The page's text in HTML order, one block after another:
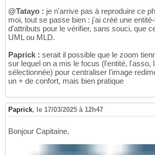
@Tatayo : je n'arrive pas à reproduire ce
moi, tout se passe bien : j'ai créé une
d'attributs pour le vérifier, sans souci, que
UML ou MLD.
Paprick : serait il possible que le zoom
sur lequel on a mis le focus (l'entité, l'asso,
sélectionnée) pour centraliser l'image
un + de confort, mais bien pratique
Paprick, le 17/03/2025 à 12h47
Bonjour Capitaine,